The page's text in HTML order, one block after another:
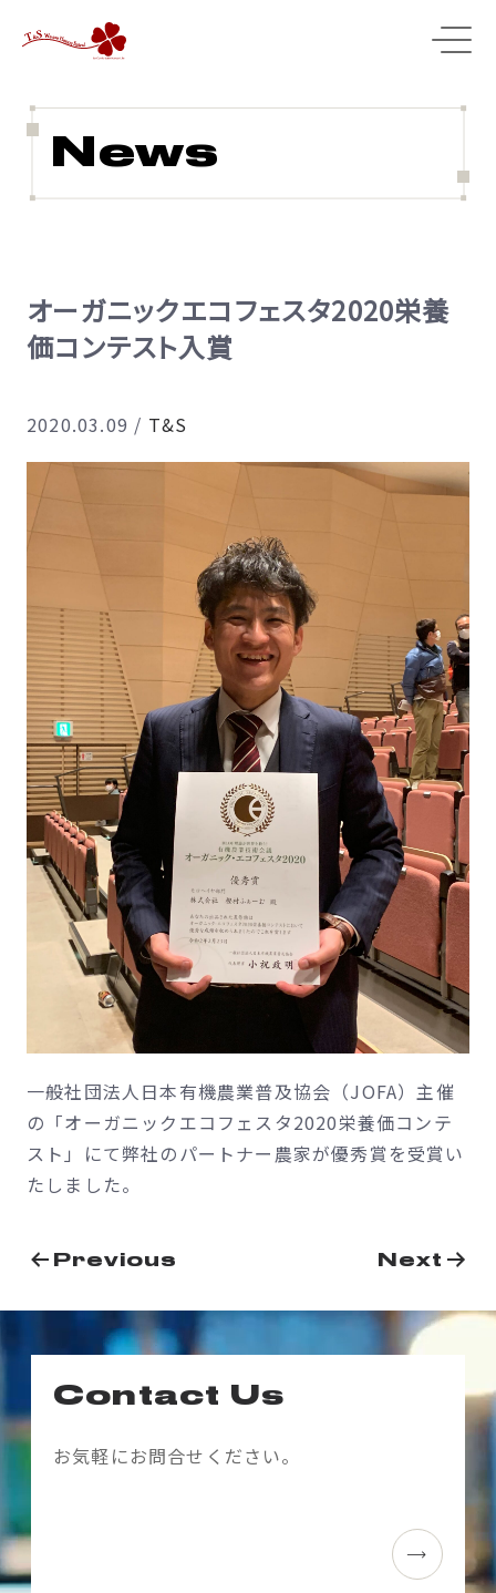
News
オーガニックエコフェスタ2020栄養
価コンテスト入賞
2020.03.09 / T&S
一般社団法人日本有機農業普及協会（JOFA）主催
の「オーガニックエコフェスタ2020栄養価コンテ
スト」にて弊社のパートナー農家が優秀賞を受賞い
たしました。
投
ゲ
ー
シ
ョ
ン
Previous Next
Contact Us
お気軽にお問合せください。